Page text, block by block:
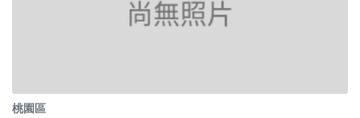
桃園區